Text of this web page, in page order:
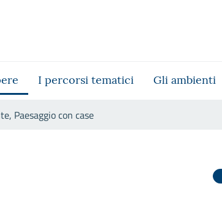
I percorsi tematici Gli ambienti
Paesaggio con case